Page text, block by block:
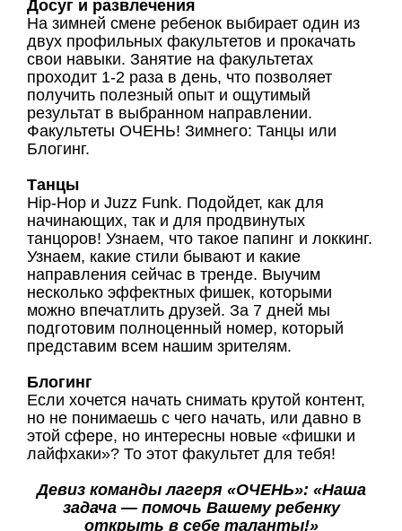
Досуг и развлечения
На зимней смене ребенок выбирает один из
двух профильных факультетов и прокачать
свои навыки. Занятие на факультетах
проходит 1-2 раза в день, что позволяет
получить полезный опыт и ощутимый
результат в выбранном направлении.
Факультеты ОЧЕНЬ! Зимнего: Танцы или
Блогинг.
Танцы
Hip-Hop и Juzz Funk. Подойдет, как для
начинающих, так и для продвинутых
танцоров! Узнаем, что такое папинг и локкинг.
Узнаем, какие стили бывают и какие
направления сейчас в тренде. Выучим
несколько эффектных фишек, которыми
можно впечатлить друзей. За 7 дней мы
подготовим полноценный номер, который
представим всем нашим зрителям.
Блогинг
Если хочется начать снимать крутой контент,
но не понимаешь с чего начать, или давно в
этой сфере, но интересны новые «фишки и
лайфхаки»? То этот факультет для тебя!
Девиз команды лагеря «ОЧЕНЬ»: «Наша
задача — помочь Вашему ребенку
открыть в себе таланты!»